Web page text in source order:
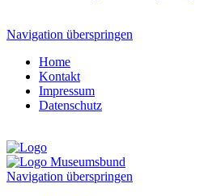
Navigation überspringen
Home
Kontakt
Impressum
Datenschutz
Navigation überspringen